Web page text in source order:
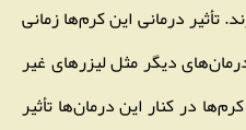
تأثیر درمانی این کرم‌ها زمانی
دیگر مثل لیزرهای غیر
در کنار این درمان‌ها تأثیر